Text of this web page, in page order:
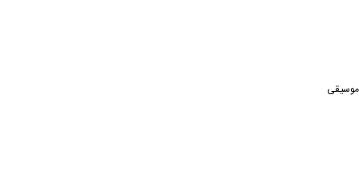
موسیقی